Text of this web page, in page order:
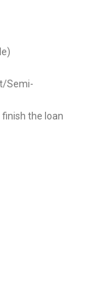
Semi-
the loan